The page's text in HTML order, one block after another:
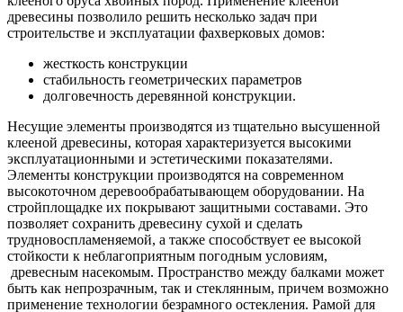
древесины позволило решить несколько задач при
строительстве и эксплуатации фахверковых домов:
жесткость конструкции
стабильность геометрических параметров
долговечность деревянной конструкции.
Несущие элементы производятся из тщательно высушенной
клееной древесины, которая характеризуется высокими
эксплуатационными и эстетическими показателями.
Элементы конструкции производятся на современном
высокоточном деревообрабатывающем оборудовании. На
стройплощадке их покрывают защитными составами. Это
позволяет сохранить древесину сухой и сделать
трудновоспламеняемой, а также способствует ее высокой
стойкости к неблагоприятным погодным условиям,
древесным насекомым. Пространство между балками может
быть как непрозрачным, так и стеклянным, причем возможно
применение технологии безрамного остекления. Рамой для